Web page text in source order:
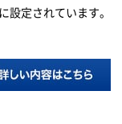
定されています。